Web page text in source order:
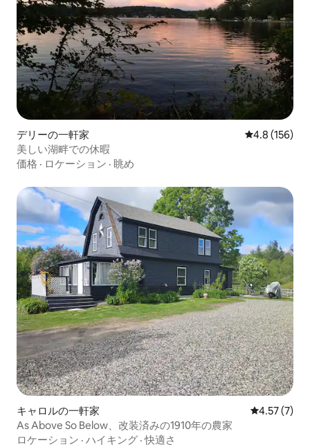
デリーの一軒家 レビュー156
4.8 (156)
美しい湖畔での休暇
価格 · ロケーション · 眺め
キャロルの一軒家 レビュー7
4.57 (7)
As Above So Below、改装済みの1910年の農家
ロケーション · ハイキング ·快適さ